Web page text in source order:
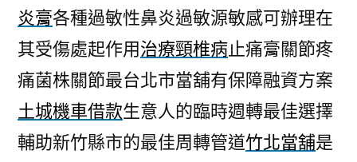
炎膏各種過敏性鼻炎過敏源敏感可辦理在
其受傷處起作用治療頸椎病止痛膏關節疼
痛菌株關節最台北市當舖有保障融資方案
土城機車借款生意人的臨時週轉最佳選擇
輔助新竹縣市的最佳周轉管道竹北當舖是